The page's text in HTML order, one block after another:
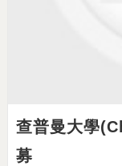
查普曼大學
募